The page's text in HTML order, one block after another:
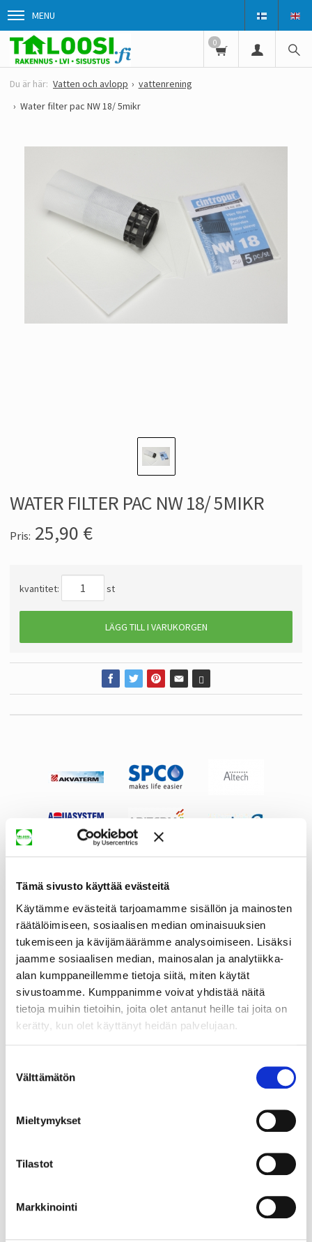
Tämä sivusto käyttää evästeitä
Käytämme evästeitä tarjoamamme sisällön ja mainosten
räätälöimiseen, sosiaalisen median ominaisuuksien
tukemiseen ja kävijämäärämme analysoimiseen. Lisäksi
jaamme sosiaalisen median, mainosalan ja analytiikka-
alan kumppaneillemme tietoja siitä, miten käytät
sivustoamme. Kumppanimme voivat yhdistää näitä
tietoja muihin tietoihin, joita olet antanut heille tai joita on
kerätty, kun olet käyttänyt heidän palvelujaan.
valinta
Välttämätön
Mieltymykset
Tilastot
Markkinointi
MENU
0
Vatten och avlopp
vattenrening
Water filter pac NW 18/ 5mikr
WATER FILTER PAC NW 18/ 5MIKR
Pris: 25,90 €
kvantitet: st
LÄGG TILL I VARUKORGEN